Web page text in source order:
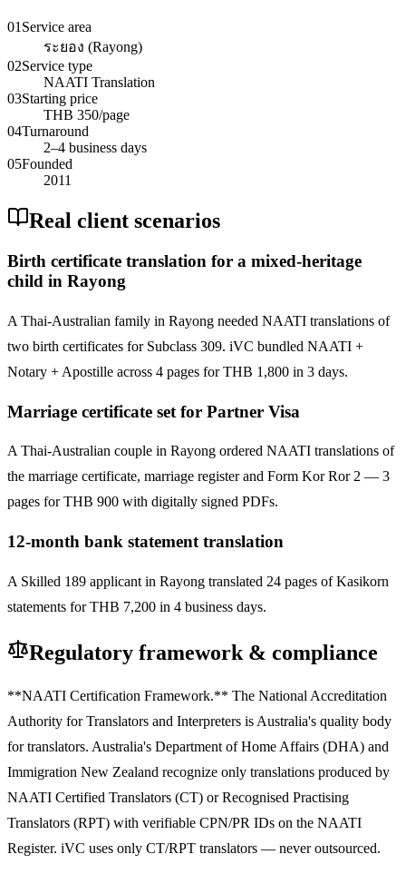
01 Service area
ระยอง (Rayong)
02Service type
NAATI Translation
03Starting price
THB 350/page
04Turnaround
2–4 business days
05Founded
2011
Real client scenarios
Birth certificate translation for a mixed-heritage
child in Rayong
A Thai-Australian family in Rayong needed NAATI translations of
two birth certificates for Subclass 309. iVC bundled NAATI +
Notary + Apostille across 4 pages for THB 1,800 in 3 days.
Marriage certificate set for Partner Visa
A Thai-Australian couple in Rayong ordered NAATI translations of
the marriage certificate, marriage register and Form Kor Ror 2 — 3
pages for THB 900 with digitally signed PDFs.
12-month bank statement translation
A Skilled 189 applicant in Rayong translated 24 pages of Kasikorn
statements for THB 7,200 in 4 business days.
Regulatory framework & compliance
**NAATI Certification Framework.** The National Accreditation
Authority for Translators and Interpreters is Australia's quality body
for translators. Australia's Department of Home Affairs (DHA) and
Immigration New Zealand recognize only translations produced by
NAATI Certified Translators (CT) or Recognised Practising
Translators (RPT) with verifiable CPN/PR IDs on the NAATI
Register. iVC uses only CT/RPT translators — never outsourced.